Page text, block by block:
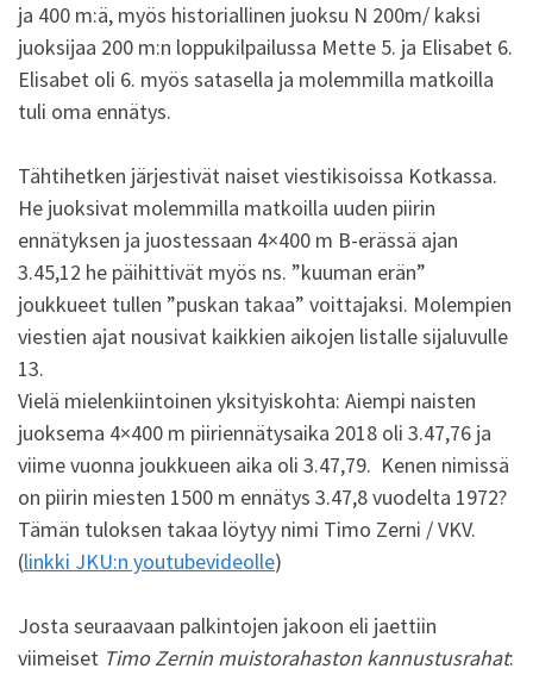
ja 400 m:ä, myös historiallinen juoksu N 200m/ kaksi
juoksijaa 200 m:n loppukilpailussa Mette 5. ja Elisabet 6.
Elisabet oli 6. myös satasella ja molemmilla matkoilla
tuli oma ennätys.
Tähtihetken järjestivät naiset viestikisoissa Kotkassa.
He juoksivat molemmilla matkoilla uuden piirin
ennätyksen ja juostessaan 4×400 m B-erässä ajan
3.45,12 he päihittivät myös ns. ”kuuman erän”
joukkueet tullen ”puskan takaa” voittajaksi. Molempien
viestien ajat nousivat kaikkien aikojen listalle sijaluvulle
13.
Vielä mielenkiintoinen yksityiskohta: Aiempi naisten
juoksema 4×400 m piiriennätysaika 2018 oli 3.47,76 ja
viime vuonna joukkueen aika oli 3.47,79. Kenen nimissä
on piirin miesten 1500 m ennätys 3.47,8 vuodelta 1972?
Tämän tuloksen takaa löytyy nimi Timo Zerni / VKV.
(linkki JKU:n youtubevideolle)
Josta seuraavaan palkintojen jakoon eli jaettiin
viimeiset Timo Zernin muistorahaston kannustusrahat: